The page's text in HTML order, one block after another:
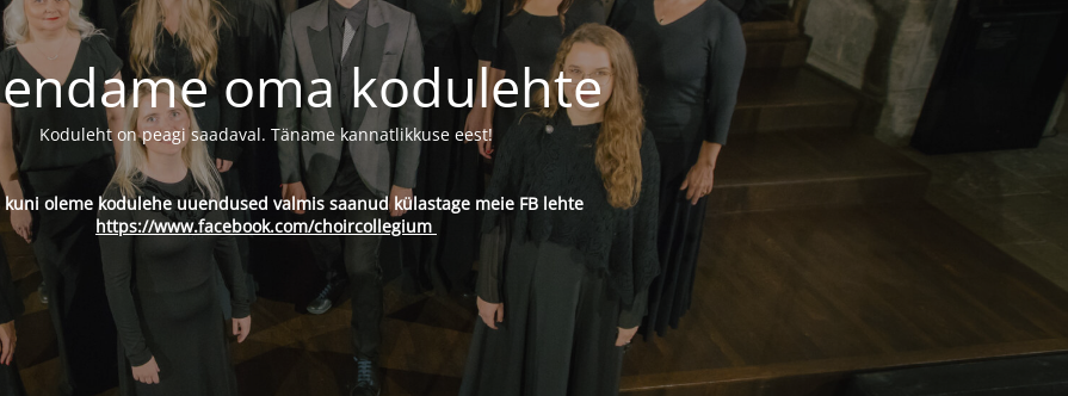
oma kodulehte
Koduleht on peagi saadaval. Täname kannatlikkuse eest!
kuni oleme kodulehe uuendused valmis saanud külastage meie FB lehte
https://www.facebook.com/choircollegium